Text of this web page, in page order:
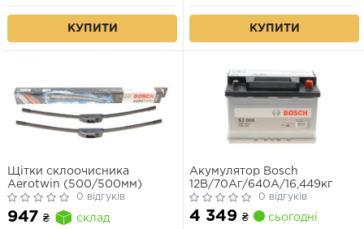
КУПИТИ КУПИТИ
Щітки склоочисника
Aerotwin (500/500мм)
0 відгуків
947 ₴ склад
Акумулятор Bosch
12В/70Аг/640А/16,449кг
0 відгуків
4 349 ₴ сьогодні